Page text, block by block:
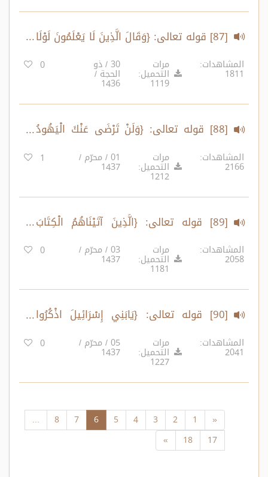
[87] قوله تعالى: {وَقَالَ الَّذِينَ لَا يَعْلَمُونَ لَوْلَا
يُكَلِّمُنَا اللَّهُ..} إلى قوله تعالى: {وَلَا تُسْأَلُ عَنْ
أَصْحَابِ الْجَحِيمِ}
المشاهدات:
1811
مرات
التحميل:
1119
30 / ذو
الحجة /
1436
0
[88] قوله تعالى: {وَلَنْ تَرْضَى عَنْكَ الْيَهُودُ
وَلَا النَّصَارَى حَتَّى تَتَّبِعَ مِلَّتَهُمْ..}
المشاهدات:
2166
مرات
التحميل:
1212
01 / محرّم /
1437
1
[89] قوله تعالى: {الَّذِينَ آتَيْنَاهُمُ الْكِتَابَ
يَتْلُونَهُ حَقَّ تِلَاوَتِهِ..}
المشاهدات:
2058
مرات
التحميل:
1181
03 / محرّم /
1437
0
[90] قوله تعالى: {يَابَنِي إِسْرَائِيلَ اذْكُرُوا
نِعْمَتِيَ الَّتِي أَنْعَمْتُ عَلَيْكُمْ..}
المشاهدات:
2041
مرات
التحميل:
1227
05 / محرّم /
1437
0
«
1
2
3
4
5
6
7
8
...
17
18
»